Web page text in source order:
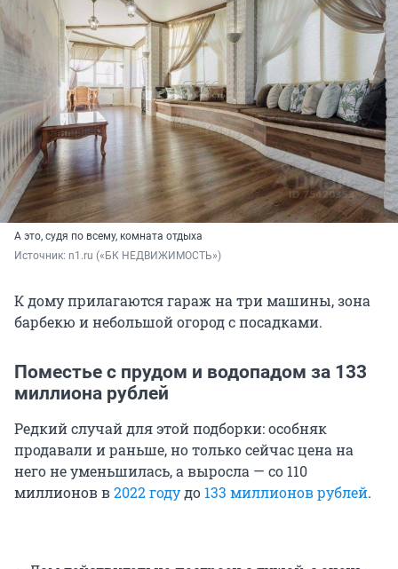
А это, судя по всему, комната отдыха
Источник: n1.ru («БК НЕДВИЖИМОСТЬ»)
К дому прилагаются гараж на три машины, зона
барбекю и небольшой огород с посадками.
Поместье с прудом и водопадом за 133
миллиона рублей
Редкий случай для этой подборки: особняк
продавали и раньше, но только сейчас цена на
него не уменьшилась, а выросла — со 110
миллионов в2022 годудо 133 миллионов рублей.